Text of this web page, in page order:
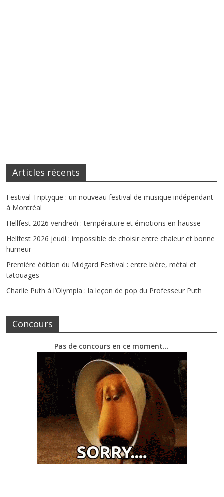
Articles récents
Festival Triptyque : un nouveau festival de musique indépendant
à Montréal
Hellfest 2026 vendredi : température et émotions en hausse
Hellfest 2026 jeudi : impossible de choisir entre chaleur et bonne
humeur
Première édition du Midgard Festival : entre bière, métal et
tatouages
Charlie Puth à l’Olympia : la leçon de pop du Professeur Puth
Concours
Pas de concours en ce moment…